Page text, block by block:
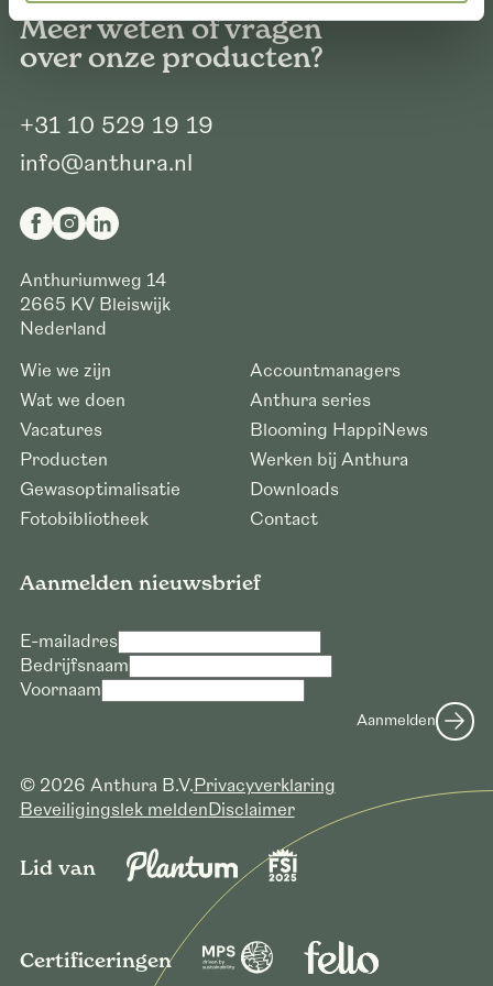
Meer weten of vragen
over onze producten?
+31 10 529 19 19
info@anthura.nl
Anthuriumweg 14
2665 KV Bleiswijk
Nederland
Wie we zijn
Wat we doen
Vacatures
Producten
Gewasoptimalisatie
Fotobibliotheek
Accountmanagers
Anthura series
Blooming HappiNews
Werken bij Anthura
Downloads
Contact
Aanmelden nieuwsbrief
E-mailadres
Bedrijfsnaam
Voornaam
Aanmelden
© 2026 Anthura B.V.Privacyverklaring
Beveiligingslek meldenDisclaimer
Lid van
Certificeringen